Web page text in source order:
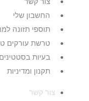
החשבון שלי
תוספי תזונה
טרשת עורקים
בעיות
תקנון ומדיניות
צור קשר